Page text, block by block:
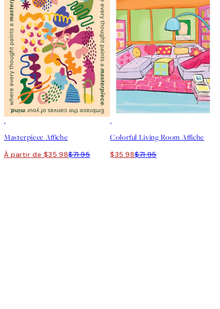
Masterpiece Affiche
À partir de $35.98$71.95
Colorful Living Room Affiche
$35.98$71.95